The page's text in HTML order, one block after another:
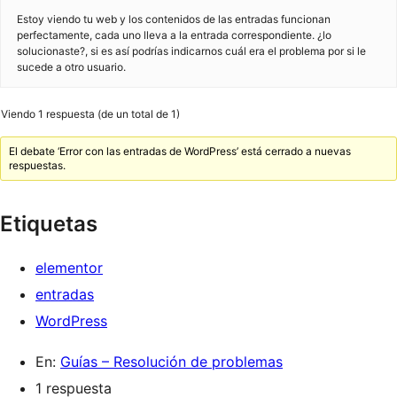
Estoy viendo tu web y los contenidos de las entradas funcionan
perfectamente, cada uno lleva a la entrada correspondiente. ¿lo
solucionaste?, si es así podrías indicarnos cuál era el problema por si le
sucede a otro usuario.
Viendo 1 respuesta (de un total de 1)
El debate ‘Error con las entradas de WordPress’ está cerrado a nuevas
respuestas.
Etiquetas
elementor
entradas
WordPress
En: Guías – Resolución de problemas
1 respuesta